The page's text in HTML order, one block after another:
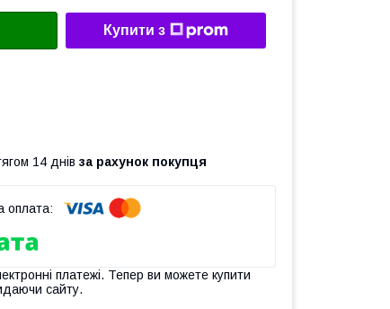
Купити з
14 днів за рахунок покупця
платежі. Тепер ви можете купити
сайту.